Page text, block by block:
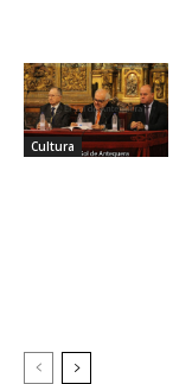
Cultura